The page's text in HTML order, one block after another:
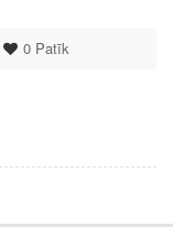
0Patīk